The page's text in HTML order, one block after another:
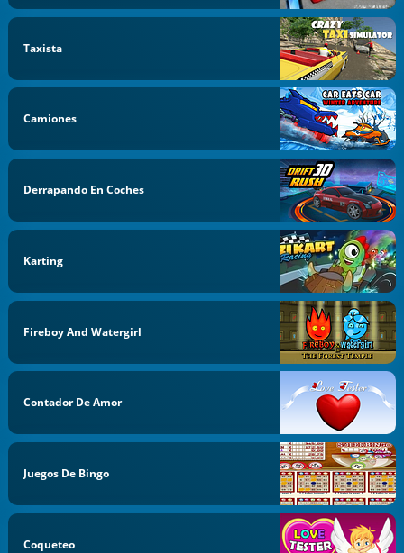
Taxista
Camiones
Derrapando En Coches
Karting
Fireboy And Watergirl
Contador De Amor
Juegos De Bingo
Coqueteo